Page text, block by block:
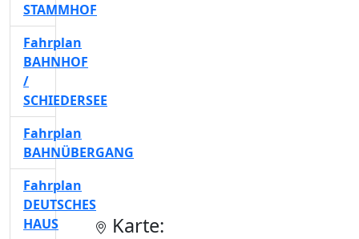
Karte:
STAMMHOF
Fahrplan
BAHNHOF
/
SCHIEDERSEE
Fahrplan
BAHNÜBERGANG
Fahrplan
DEUTSCHES
HAUS